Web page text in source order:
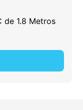
de 1.8 Metros